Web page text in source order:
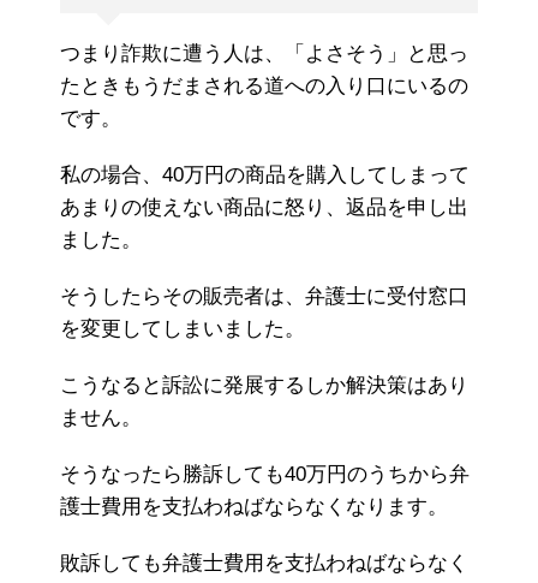
つまり詐欺に遭う人は、「よさそう」と思っ
たときもうだまされる道への入り口にいるの
です。
私の場合、40万円の商品を購入してしまって
あまりの使えない商品に怒り、返品を申し出
ました。
そうしたらその販売者は、弁護士に受付窓口
を変更してしまいました。
こうなると訴訟に発展するしか解決策はあり
ません。
そうなったら勝訴しても40万円のうちから弁
護士費用を支払わねばならなくなります。
敗訴しても弁護士費用を支払わねばならなく